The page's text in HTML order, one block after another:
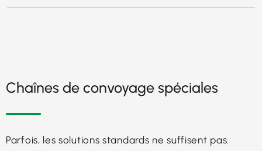
Chaînes de convoyage spéciales
Parfois, les solutions standards ne suffisent pas.